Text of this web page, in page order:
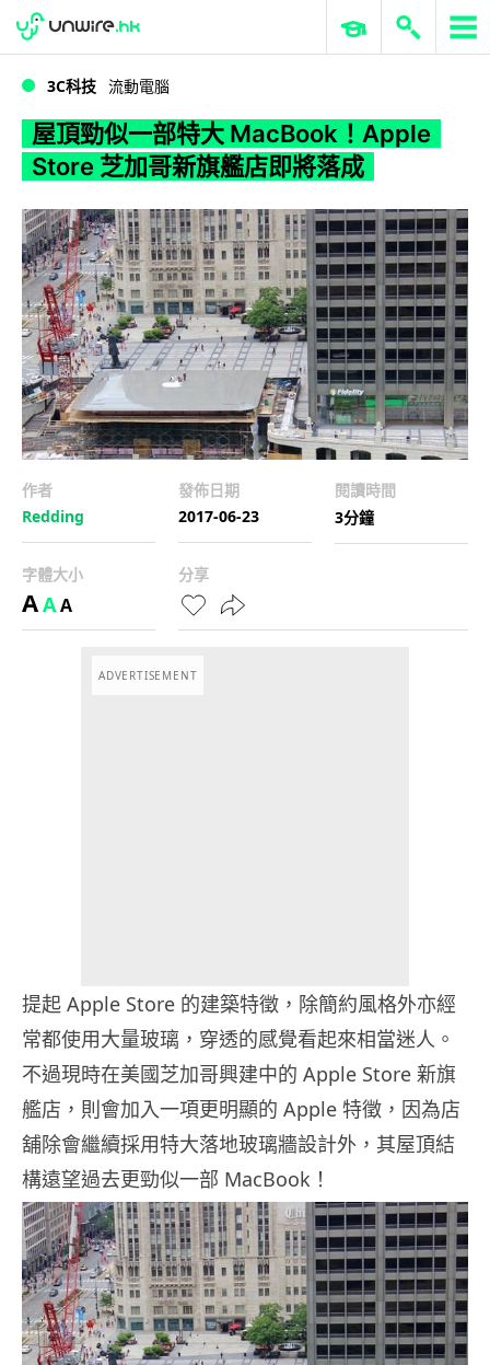
WWDC 2026 ERP 與商業 AI
3C科技 流動電腦
屋頂勁似一部特大 MacBook！Apple
Store 芝加哥新旗艦店即將落成
作者
Redding
發佈日期
2017-06-23
閱讀時間
3分鐘
字體大小
AAA
分享
ADVERTISEMENT
提起 Apple Store 的建築特徵，除簡約風格外亦經
常都使用大量玻璃，穿透的感覺看起來相當迷人。
不過現時在美國芝加哥興建中的 Apple Store 新旗
艦店，則會加入一項更明顯的 Apple 特徵，因為店
舖除會繼續採用特大落地玻璃牆設計外，其屋頂結
構遠望過去更勁似一部 MacBook！